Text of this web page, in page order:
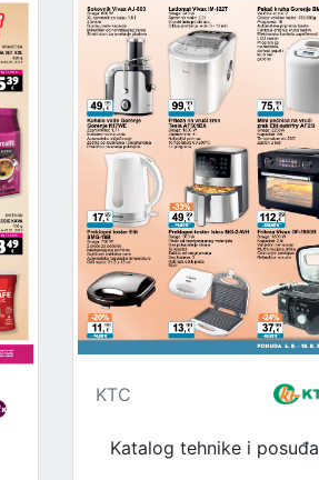
KTC
Katalog tehnike i posuđa